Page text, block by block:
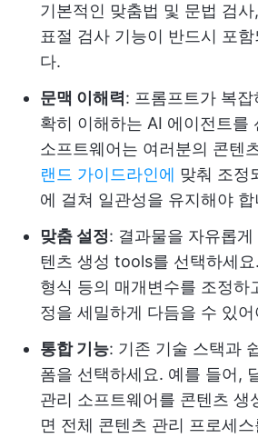
기본적인 맞춤법 및 문법 검
표절 검사 기능이 반드시 포
다.
문맥 이해력 : 프롬프트가 복
확히 이해하는 AI 에이전트를
소프트웨어는 여러분의 콘텐
랜드 가이드라인에 맞춰 조정
에 걸쳐 일관성을 유지해야 합
맞춤 설정: 결과물을 자유롭
텐츠 생성 tools를 선택하세
형식 등의 매개변수를 조정하
정을 세밀하게 다듬을 수 있
통합 기능: 기존 기술 스택과
폼을 선택하세요. 예를 들어,
관리 소프트웨어를 콘텐츠 생
면 전체 콘텐츠 관리 프로세